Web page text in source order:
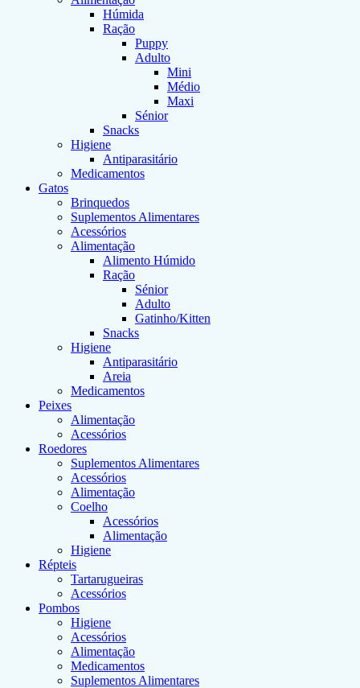
Húmida
Ração
Puppy
Adulto
Mini
Médio
Maxi
Sénior
Snacks
Higiene
Antiparasitário
Medicamentos
Gatos
Brinquedos
Suplementos Alimentares
Acessórios
Alimentação
Alimento Húmido
Ração
Sénior
Adulto
Gatinho/Kitten
Snacks
Higiene
Antiparasitário
Areia
Medicamentos
Peixes
Alimentação
Acessórios
Roedores
Suplementos Alimentares
Acessórios
Alimentação
Coelho
Acessórios
Alimentação
Higiene
Répteis
Tartarugueiras
Acessórios
Pombos
Higiene
Acessórios
Alimentação
Medicamentos
Suplementos Alimentares